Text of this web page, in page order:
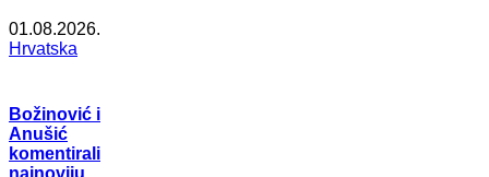
01.08.2026.
Hrvatska
Božinović i
Anušić
komentirali
najnoviju